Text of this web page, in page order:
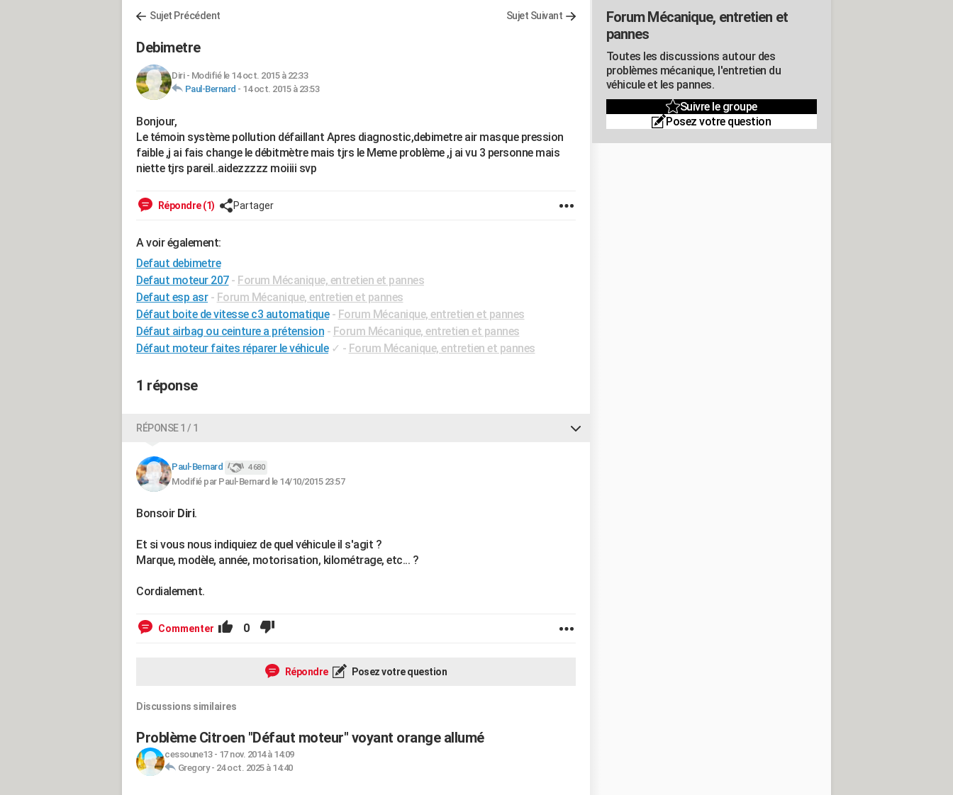
Sujet Précédent Sujet Suivant
Debimetre
Diri- Modifié le 14 oct. 2015 à 22:33
Paul-Bernard - 14 oct. 2015 à 23:53
Bonjour,
Le témoin système pollution défaillant Apres diagnostic,debimetre air masque pression
faible ,j ai fais change le débitmètre mais tjrs le Meme problème ,j ai vu 3 personne mais
niette tjrs pareil..aidezzzzz moiiii svp
Répondre (1) Partager
A voir également:
Defaut debimetre
Defaut moteur 207 - Forum Mécanique, entretien et pannes
Defaut esp asr - Forum Mécanique, entretien et pannes
Défaut boite de vitesse c3 automatique - Forum Mécanique, entretien et pannes
Défaut airbag ou ceinture a prétension - Forum Mécanique, entretien et pannes
Défaut moteur faites réparer le véhicule ✓ - Forum Mécanique, entretien et pannes
1 réponse
RÉPONSE 1 / 1
Paul-Bernard 4 680
Modifié par Paul-Bernard le 14/10/2015 23:57
Bonsoir Diri.
Et si vous nous indiquiez de quel véhicule il s'agit ?
Marque, modèle, année, motorisation, kilométrage, etc... ?
Cordialement.
Commenter 0
Répondre Posez votre question
Discussions similaires
Problème Citroen "Défaut moteur" voyant orange allumé
cessoune13- 17 nov. 2014 à 14:09
Gregory- 24 oct. 2025 à 14:40
Forum Mécanique, entretien et
pannes
Toutes les discussions autour des
problèmes mécanique, l'entretien du
véhicule et les pannes.
Suivre le groupe
Posez votre question